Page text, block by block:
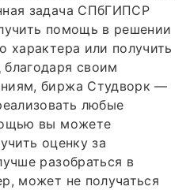
задача СПбГИПСР
помощь в решении
характера или получить
своим
биржа Студворк —
любые
вы можете
оценку за
разобраться в
может не получаться